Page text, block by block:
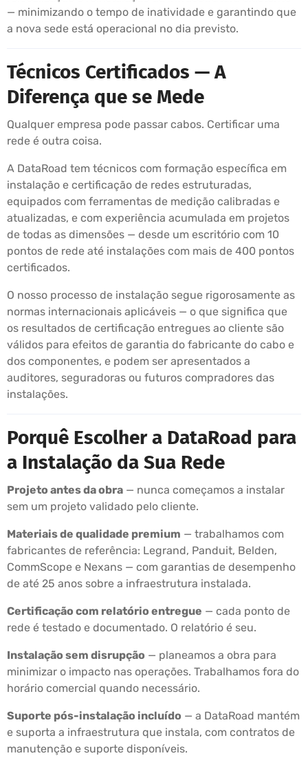
— minimizando o tempo de inatividade e garantindo que
a nova sede está operacional no dia previsto.
Técnicos Certificados — A
Diferença que se Mede
Qualquer empresa pode passar cabos. Certificar uma
rede é outra coisa.
A DataRoad tem técnicos com formação específica em
instalação e certificação de redes estruturadas,
equipados com ferramentas de medição calibradas e
atualizadas, e com experiência acumulada em projetos
de todas as dimensões — desde um escritório com 10
pontos de rede até instalações com mais de 400 pontos
certificados.
O nosso processo de instalação segue rigorosamente as
normas internacionais aplicáveis — o que significa que
os resultados de certificação entregues ao cliente são
válidos para efeitos de garantia do fabricante do cabo e
dos componentes, e podem ser apresentados a
auditores, seguradoras ou futuros compradores das
instalações.
Porquê Escolher a DataRoad para
a Instalação da Sua Rede
Projeto antes da obra — nunca começamos a instalar
sem um projeto validado pelo cliente.
Materiais de qualidade premium — trabalhamos com
fabricantes de referência: Legrand, Panduit, Belden,
CommScope e Nexans — com garantias de desempenho
de até 25 anos sobre a infraestrutura instalada.
Certificação com relatório entregue — cada ponto de
rede é testado e documentado. O relatório é seu.
Instalação sem disrupção — planeamos a obra para
minimizar o impacto nas operações. Trabalhamos fora do
horário comercial quando necessário.
Suporte pós-instalação incluído — a DataRoad mantém
e suporta a infraestrutura que instala, com contratos de
manutenção e suporte disponíveis.